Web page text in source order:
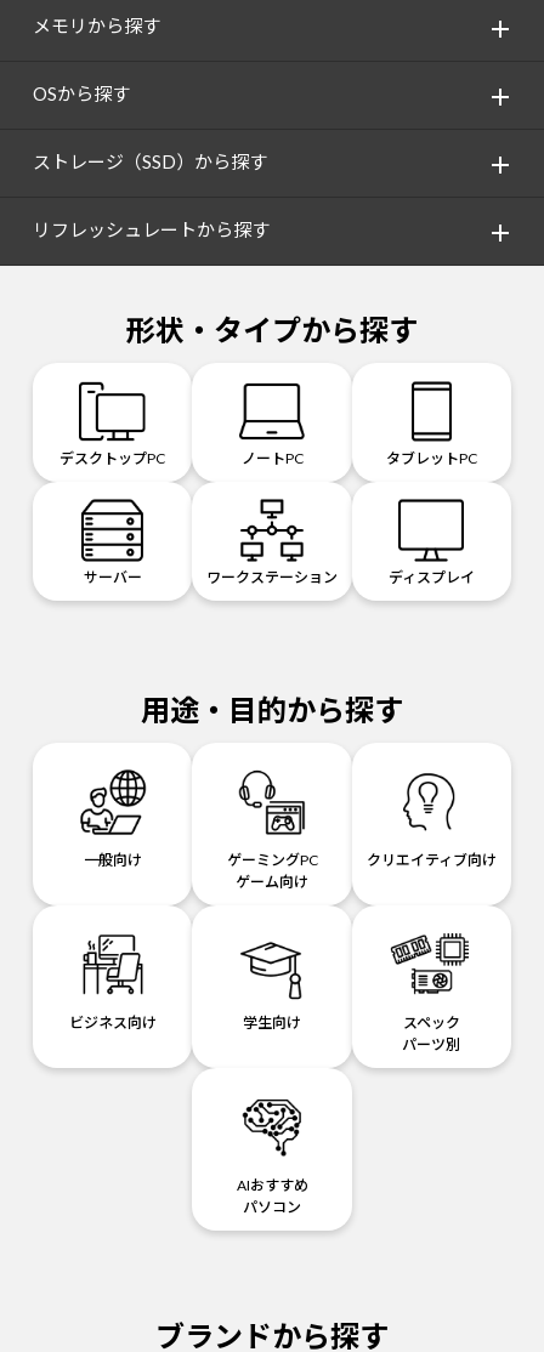
メモリから探す
OSから探す
ストレージ（SSD）から探す
リフレッシュレートから探す
形状・タイプから探す
デスクトップPC ノートPC タブレットPC
サーバー ワークステーション ディスプレイ
用途・目的から探す
一般向け
ゲーミングPC
ゲーム向け
クリエイティブ向け
ビジネス向け 学生向け
スペック
パーツ別
AIおすすめ
パソコン
ブランドから探す